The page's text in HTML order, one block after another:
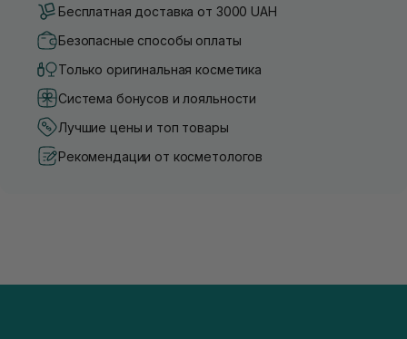
Бесплатная доставка от 3000 UAH
Безопасные способы оплаты
Только оригинальная косметика
Система бонусов и лояльности
Лучшие цены и топ товары
Рекомендации от косметологов